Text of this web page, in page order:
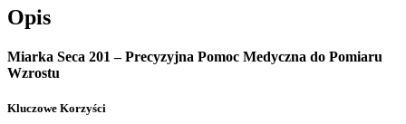
Opis
Miarka Seca 201 – Precyzyjna Pomoc Medyczna do Pomiaru
Wzrostu
Kluczowe Korzyści